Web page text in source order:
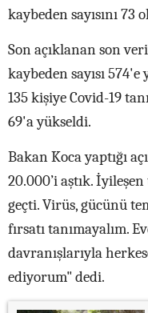
kaybeden sayısını 73
Son açıklanan son
kaybeden sayısı
135 kişiye Covid-19
69'a yükseldi.
Bakan Koca yaptığı
20.000’i aştık.
geçti. Virüs, gücünü
fırsatı tanımayalım.
davranışlarıyla
ediyorum" dedi.